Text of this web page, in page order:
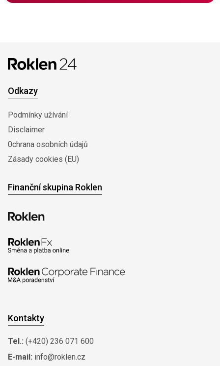
Odkazy
Podmínky užívání
Disclaimer
0chrana osobních údajů
Zásady cookies (EU)
Finanční skupina Roklen
Kontakty
Tel.: (+420) 236 071 600
E-mail: info@roklen.cz